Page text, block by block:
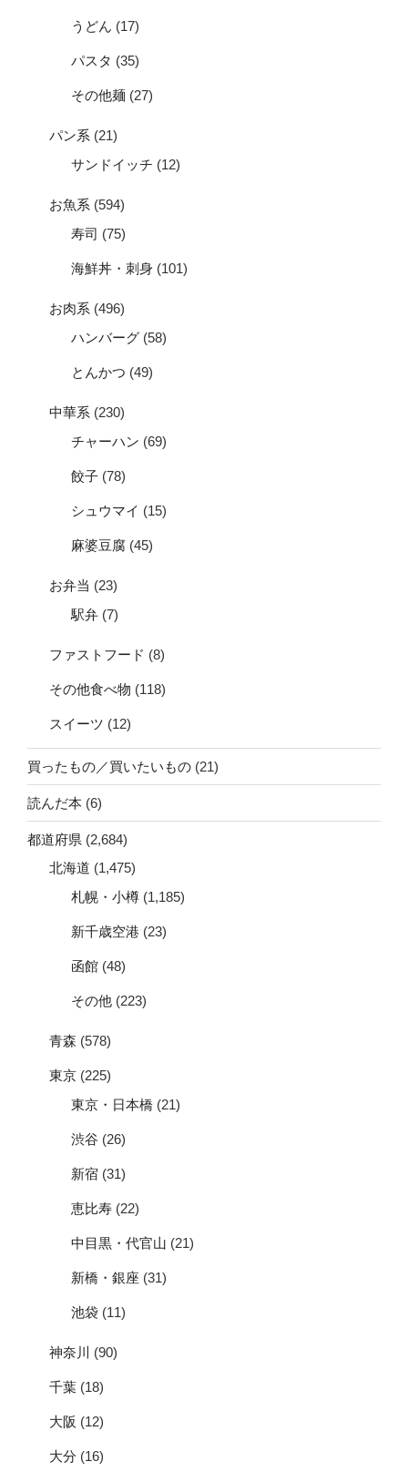
うどん (17)
パスタ (35)
その他麺 (27)
パン系 (21)
サンドイッチ (12)
お魚系 (594)
寿司 (75)
海鮮丼・刺身 (101)
お肉系 (496)
ハンバーグ (58)
とんかつ (49)
中華系 (230)
チャーハン (69)
餃子 (78)
シュウマイ (15)
麻婆豆腐 (45)
お弁当 (23)
駅弁 (7)
ファストフード (8)
その他食べ物 (118)
スイーツ (12)
買ったもの／買いたいもの (21)
読んだ本 (6)
都道府県 (2,684)
北海道 (1,475)
札幌・小樽 (1,185)
新千歳空港 (23)
函館 (48)
その他 (223)
青森 (578)
東京 (225)
東京・日本橋 (21)
渋谷 (26)
新宿 (31)
恵比寿 (22)
中目黒・代官山 (21)
新橋・銀座 (31)
池袋 (11)
神奈川 (90)
千葉 (18)
大阪 (12)
大分 (16)